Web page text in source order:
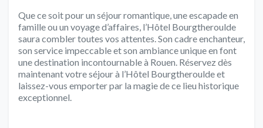
Que ce soit pour un séjour romantique, une escapade en
famille ou un voyage d’affaires, l’Hôtel Bourgtheroulde
saura combler toutes vos attentes. Son cadre enchanteur,
son service impeccable et son ambiance unique en font
une destination incontournable à Rouen. Réservez dès
maintenant votre séjour à l’Hôtel Bourgtheroulde et
laissez-vous emporter par la magie de ce lieu historique
exceptionnel.